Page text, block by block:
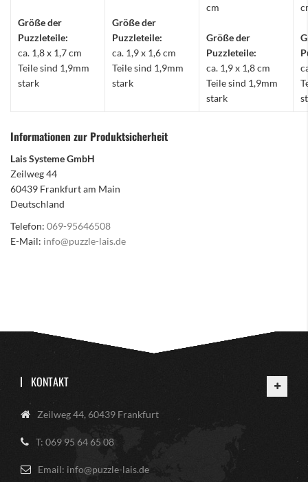
Größe der
Puzzleteile:
ca. 1,8 x 1,7 cm
Teile sind 1,9mm
stark
Größe der
Puzzleteile:
ca. 1,9 x 1,6 cm
Teile sind 1,9mm
stark
cm
Größe der
Puzzleteile:
ca. 1,9 x 1,8 cm
Teile sind 1,9mm
stark
Informationen zur Produktsicherheit
Lais Systeme GmbH
Zeilweg 44
60439 Frankfurt am Main
Deutschland
Telefon: 069-95646508
E-Mail: info@puzzle-lais.de
KONTAKT
Zeilweg 44, 60439 Frankfurt
T: 069 95 64 65 08
Email: info@puzzle-lais.de